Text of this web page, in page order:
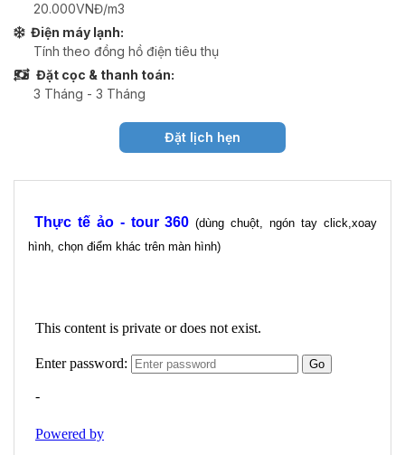
20.000VNĐ/m3
Điện máy lạnh:
Tính theo đồng hồ điện tiêu thụ
Đặt cọc & thanh toán:
3 Tháng - 3 Tháng
Đặt lịch hẹn
Thực tế ảo - tour 360 (dùng chuột, ngón tay click,xoay
hình, chọn điểm khác trên màn hình)